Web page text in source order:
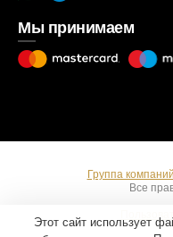
Мы принимаем
Группа
Все
Этот сайт использует